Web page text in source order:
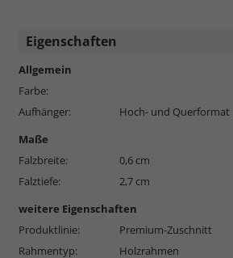
Eigenschaften
Allgemein
Farbe:
Aufhänger:
Hoch- und Querformat
Maße
Falzbreite:
0,6 cm
Falztiefe:
2,7 cm
weitere Eigenschaften
Produktlinie:
Premium-Zuschnitt
Rahmentyp:
Holzrahmen